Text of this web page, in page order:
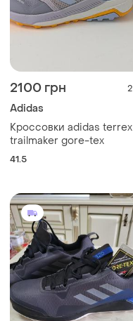
2100 грн 2
Adidas
Кроссовки adidas terrex
trailmaker gore-tex
41.5